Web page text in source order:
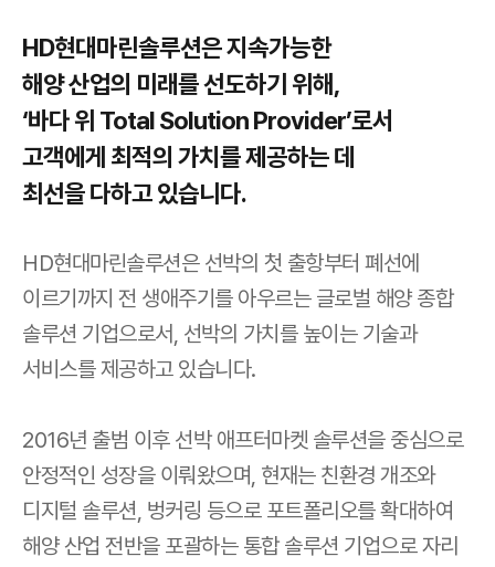
HD현대마린솔루션은 지속가능한
해양 산업의 미래를 선도하기 위해,
‘바다 위 Total Solution Provider’로서
고객에게 최적의 가치를 제공하는 데
최선을 다하고 있습니다.
HD현대마린솔루션은 선박의 첫 출항부터 폐선에
이르기까지 전 생애주기를 아우르는 글로벌 해양 종합
솔루션 기업으로서, 선박의 가치를 높이는 기술과
서비스를 제공하고 있습니다.
2016년 출범 이후 선박 애프터마켓 솔루션을 중심으로
안정적인 성장을 이뤄왔으며, 현재는 친환경 개조와
디지털 솔루션, 벙커링 등으로 포트폴리오를 확대하여
해양 산업 전반을 포괄하는 통합 솔루션 기업으로 자리